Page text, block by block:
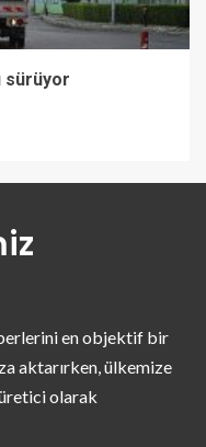
sürüyor
en objektif bir
aktarırken, ülkemize
olarak